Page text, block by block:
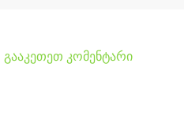
გააკეთეთ კომენტარი